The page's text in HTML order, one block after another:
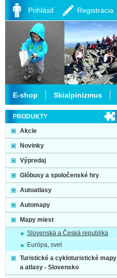
PRODUKTY
Akcie
Novinky
Výpredaj
Glóbusy a spoločenské hry
Autoatlasy
Automapy
Mapy miest
Slovenská a Česká republika
Európa, svet
Turistické a cykloturistické mapy
a atlasy - Slovensko
E-shop Skialpinizmus
Prihlásiť Registrácia